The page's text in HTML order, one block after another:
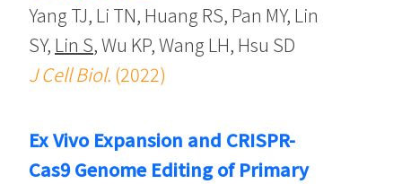
Yang TJ, Li TN, Huang RS, Pan MY, Lin
SY, Lin S, Wu KP, Wang LH, Hsu SD
J Cell Biol. (2022)
Ex Vivo Expansion and CRISPR-
Cas9 Genome Editing of Primary